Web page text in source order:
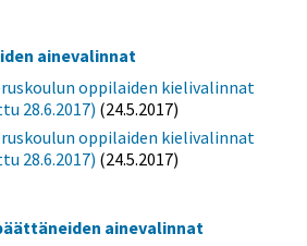
ainevalinnat
oppilaiden kielivalinnat
28.6.2017) (24.5.2017)
oppilaiden kielivalinnat
28.6.2017) (24.5.2017)
ainevalinnat